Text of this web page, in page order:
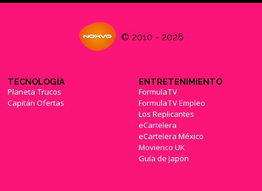
© 2010 - 2026
TECNOLOGÍA
Planeta Trucos
Capitán Ofertas
ENTRETENIMIENTO
FormulaTV
FormulaTV Empleo
Los Replicantes
eCartelera
eCartelera México
Movienco UK
Guía de Japón